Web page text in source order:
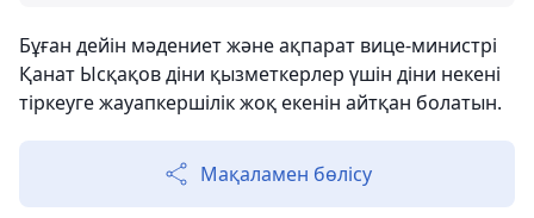
Бұған дейін мәдениет және ақпарат вице-министрі
Қанат Ысқақов діни қызметкерлер үшін діни некені
тіркеуге жауапкершілік жоқ екенін айтқан болатын.
Мақаламен бөлісу